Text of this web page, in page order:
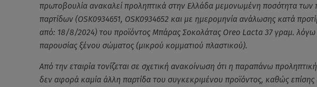
πρωτοβουλία ανακαλεί προληπτικά στην Ελλάδα μεμονωμένη ποσότητα
παρτίδων (OSK0934651, OSK0934652 και με ημερομηνία ανάλωσης κατά
από: 18/8/2024) του προϊόντος Μπάρας Σοκολάτας Oreo Lacta 37 γραμ. λόγω
παρουσίας ξένου σώματος (μικρού κομματιού πλαστικού).
Από την εταιρία τονίζεται σε σχετική ανακοίνωση ότι η παραπάνω
δεν αφορά καμία άλλη παρτίδα του συγκεκριμένου προϊόντος, καθώς επίσης